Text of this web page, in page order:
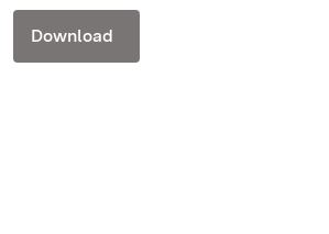
Download